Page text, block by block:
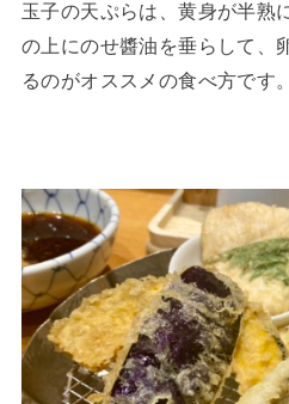
玉子の天ぷらは、黄身が半熟
の上にのせ醬油を垂らして、
るのがオススメの食べ方です。